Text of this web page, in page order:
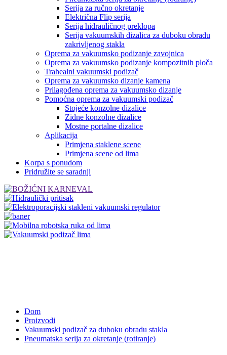
Serija za ručno okretanje
Električna Flip serija
Serija hidrauličnog preklopa
Serija vakuumskih dizalica za duboku obradu
zakrivljenog stakla
Oprema za vakuumsko podizanje zavojnica
Oprema za vakuumsko podizanje kompozitnih ploča
Trahealni vakuumski podizač
Oprema za vakuumsko dizanje kamena
Prilagođena oprema za vakuumsko dizanje
Pomoćna oprema za vakuumski podizač
Stojeće konzolne dizalice
Zidne konzolne dizalice
Mostne portalne dizalice
Aplikacija
Primjena staklene scene
Primjena scene od lima
Korpa s ponudom
Pridružite se saradnji
Dom
Proizvodi
Vakuumski podizač za duboku obradu stakla
Pneumatska serija za okretanje (rotiranje)